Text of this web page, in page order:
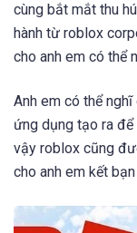
cùng bắt mắt thu
hành từ roblox
cho anh em có thể
Anh em có thể
ứng dụng tạo ra để
vậy roblox cũng
cho anh em kết